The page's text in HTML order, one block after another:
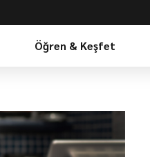
Öğren & Keşfet